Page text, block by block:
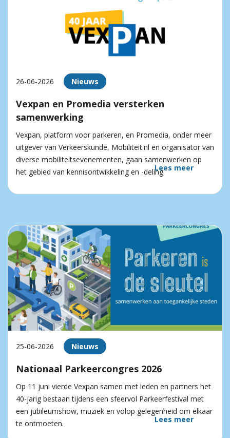
26-06-2026 Nieuws
Vexpan en Promedia versterken
samenwerking
Vexpan, platform voor parkeren, en Promedia, onder meer
uitgever van Verkeerskunde, Mobiliteit.nl en organisator van
diverse mobiliteitsevenementen, gaan samenwerken op
het gebied van kennisontwikkeling en -deling.Lees meer
25-06-2026 Nieuws
Nationaal Parkeercongres 2026
Op 11 juni vierde Vexpan samen met leden en partners het
40-jarig bestaan tijdens een sfeervol Parkeerfestival met
een jubileumshow, muziek en volop gelegenheid om elkaar
te ontmoeten.
Lees meer